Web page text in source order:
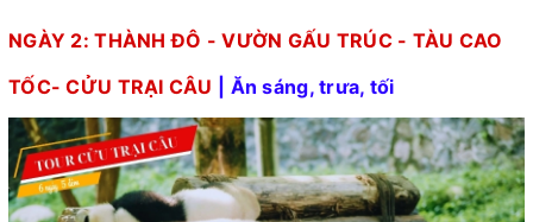
NGÀY 2: THÀNH ĐÔ - VƯỜN GẤU TRÚC - TÀU CAO
TỐC- CỬU TRẠI CÂU
| Ăn sáng, trưa, tối